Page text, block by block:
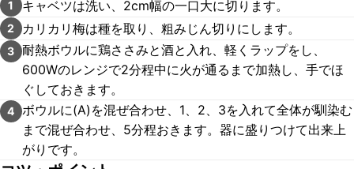
1 キャベツは洗い、2cm幅の一口大に切ります。
2 カリカリ梅は種を取り、粗みじん切りにします。
3 耐熱ボウルに鶏ささみと酒と入れ、軽くラップをし、
600Wのレンジで2分程中に火が通るまで加熱し、手でほ
ぐしておきます。
4 ボウルに(A)を混ぜ合わせ、1、2、3を入れて全体が馴染む
まで混ぜ合わせ、5分程おきます。器に盛りつけて出来上
がりです。